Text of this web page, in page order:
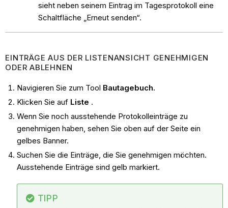
sieht neben seinem Eintrag im Tagesprotokoll eine
Schaltfläche „Erneut senden“.
EINTRÄGE AUS DER LISTENANSICHT GENEHMIGEN
ODER ABLEHNEN
Navigieren Sie zum Tool Bautagebuch.
Klicken Sie auf Liste .
Wenn Sie noch ausstehende Protokolleinträge zu
genehmigen haben, sehen Sie oben auf der Seite ein
gelbes Banner.
Suchen Sie die Einträge, die Sie genehmigen möchten.
Ausstehende Einträge sind gelb markiert.
TIPP